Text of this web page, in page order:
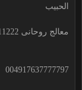
الحبيب
معالج روحانى 00491634511222 --
004917637777797